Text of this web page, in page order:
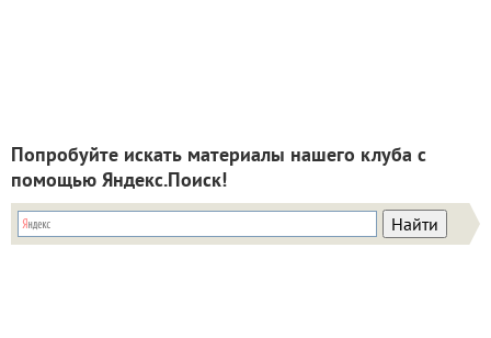
Попробуйте искать материалы нашего клуба с
помощью Яндекс.Поиск!